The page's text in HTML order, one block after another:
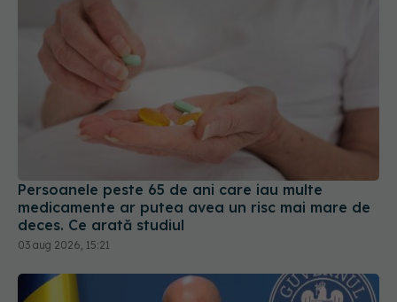
Persoanele peste 65 de ani care iau multe
medicamente ar putea avea un risc mai mare de
deces. Ce arată studiul
03 aug 2026, 15:21